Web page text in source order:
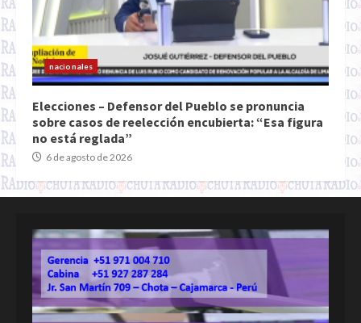
nacionales
Elecciones – Defensor del Pueblo se pronuncia
sobre casos de reelección encubierta: “Esa figura
no está reglada”
6 de agosto de 2026